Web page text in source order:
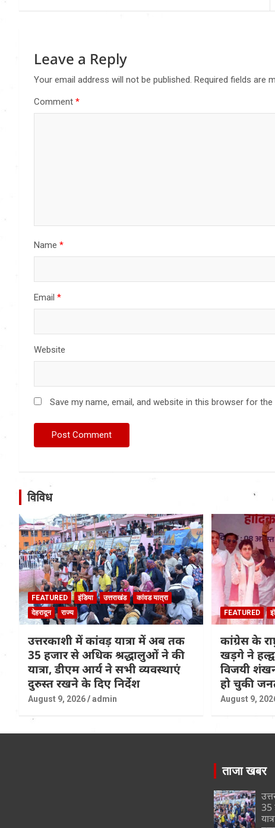
Leave a Reply
Your email address will not be published. Required fields are
Comment *
Name *
Email *
Website
Save my name, email, and website in this browser for
विविध
FEATURED इंडिया उत्तराखंड
कांवड यात्रा
देहरादून
राज्य
उत्तरकाशी में कांवड़ यात्रा में अब तक
35 हजार से अधिक श्रद्धालुओं ने की
यात्रा, डीएम आर्य ने सभी व्यवस्थाएं
दुरुस्त रखने के दिए निर्देश
August 9, 2026 admin
FEATURED
कांग्रेस के
खड़गे ने
विजयी
हो चुकी
August 9,
ताजा खबर
35